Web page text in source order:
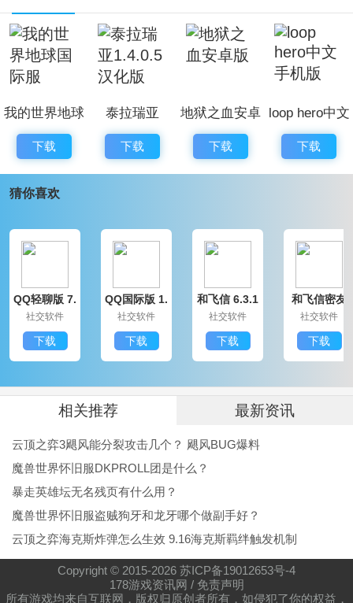
别被柴柴发现游戏亮点
1、众多不同的卡片都是可以让你在一次次的闯关当中去
进行收集的，从而可以更好的使用;
2、并且每天都是可以让你在商城当中去进行一场场抽奖
活动，帮助你抽取到更好的卡片;
一个装备都是对应的外观让你去进行搭配;、
这款游戏的画面非常的Q萌可爱，并且非常的简介，有
常喜欢这款游戏的。
游戏的玩法还是非常新颖的，玩家们需要有着足够的反
应能力，操作方面很简单，只需要几个按键就能控制猫
咪进行躲避。
游戏中有着很多能够收集的内容，还能更换这里猫狗的
形象，在不断闯关的过程中还有很多惊喜的礼物能够获
得。
别被柴柴发现小编点评
别被柴柴发现这款游戏玩起来还是非常不错的，非常适
合在无聊的时候玩一玩，打发时间还是相当不错的，游
戏是完全单机的，无需网络也能轻松游玩，这一点相当
令人满意，快来体验一下吧!
我的世界地球
国际服
下载
泰拉瑞亚
1.4.0.5汉化版
下载
地狱之血安卓
版
下载
loop hero中文
手机版
下载
猜你喜欢
QQ轻聊版 7.
9.14314.0
社交软件
下载
QQ国际版 1.
91.1370.0
社交软件
下载
和飞信 6.3.1
200
社交软件
下载
和飞信密友
圈版 6.3.120
社交软件
下载
相关推荐 最新资讯
云顶之弈3飓风能分裂攻击几个？ 飓风BUG爆料
魔兽世界怀旧服DKPROLL团是什么？
暴走英雄坛无名残页有什么用？
魔兽世界怀旧服盗贼狗牙和龙牙哪个做副手好？
云顶之弈海克斯炸弹怎么生效 9.16海克斯羁绊触发机制
Copyright © 2015-2026 苏ICP备19012653号-4
178游戏资讯网 / 免责声明
所有游戏均来自互联网，版权归原创者所有，如侵犯了你的权益，